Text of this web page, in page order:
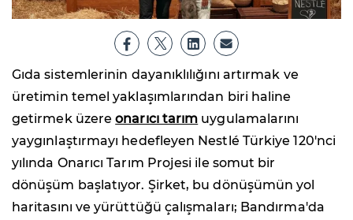
Gıda sistemlerinin dayanıklılığını artırmak ve
üretimin temel yaklaşımlarından biri haline
getirmek üzereonarıcı tarım uygulamalarını
yaygınlaştırmayı hedefleyen Nestlé Türkiye 120'nci
yılında Onarıcı Tarım Projesi ile somut bir
dönüşüm başlatıyor. Şirket, bu dönüşümün yol
haritasını ve yürüttüğü çalışmaları; Bandırma'da